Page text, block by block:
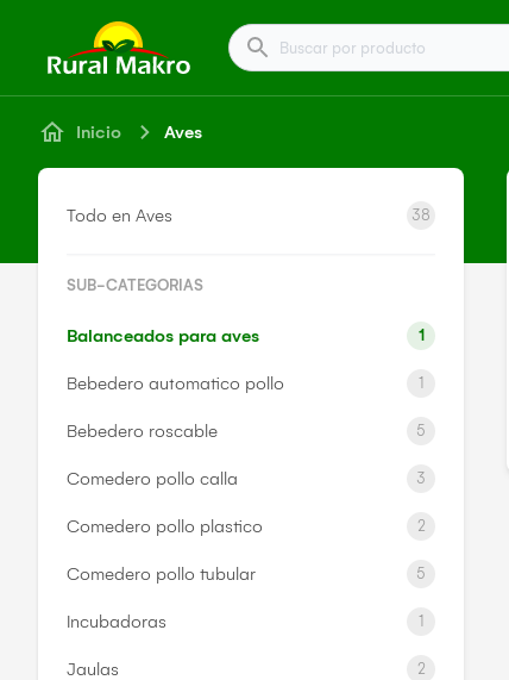
Buscar por producto
Inicio Aves
Todo en Aves 38
SUB-CATEGORIAS
Balanceados para aves 1
Bebedero automatico pollo 1
Bebedero roscable 5
Comedero pollo calla 3
Comedero pollo plastico 2
Comedero pollo tubular 5
Incubadoras 1
Jaulas 2